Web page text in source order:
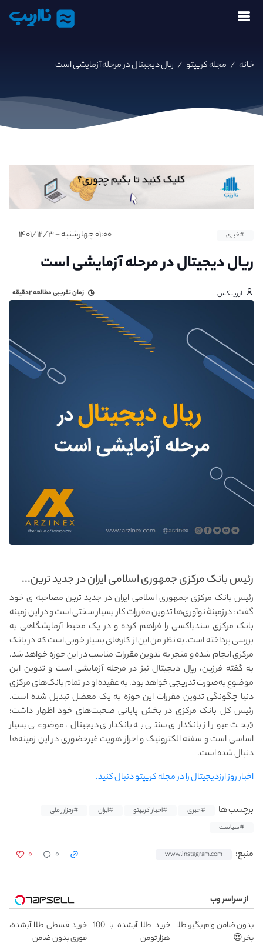
نااریب
خانه / مجله کریپتو / ریال دیجیتال در مرحله آزمایشی است
#خبری ۰۱:۰۰ چهارشنبه - ۱۴۰۱/۱۲/۳
ریال دیجیتال در مرحله آزمایشی است
ارزینکس زمان تقریبی مطالعه۲دقیقه
رئیس بانک مرکزی جمهوری اسلامی ایران در جدید ترین...
رئیس بانک مرکزی جمهوری اسلامی ایران در جدید ترین مصاحبه ی خود
گفت : درزمینهٔ نوآوری‌ها تدوین مقررات کار بسیار سختی است و در این زمینه
بانک مرکزی سندباکسی را فراهم کرده و در یک محیط آزمایشگاهی به
بررسی پرداخته است. به نظر من این از کارهای بسیار خوبی است که در بانک
مرکزی انجام‌ شده و منجر به تدوین مقررات مناسب در این حوزه خواهد شد.
به گفته فرزین، ریال دیجیتال نیز در مرحله آزمایشی است و تدوین این
موضوع به‌صورت تدریجی خواهد بود. به عقیده او در تمام بانک‌های مرکزی
دنیا چگونگی تدوین مقررات این حوزه به یک معضل تبدیل‌ شده است.
رئیس‌ کل بانک مرکزی در بخش پایانی صحبت‌های خود اظهار داشت:
«بحث عبور از بانکداری سنتی به بانکداری دیجیتال، موضوعی بسیار
اساسی است و سفته الکترونیک و احراز هویت غیرحضوری در این زمینه‌ها
دنبال شده است.
اخبار روز ارزدیجیتال را در مجله کریپتو دنبال کنید.
برچسب ها #خبری #اخبار کریپتو #ایران
#رمزارز ملی
#سیاست
منبع: www.instagram.com ۰ ۰
از سراسر وب
بدون ضامن وام بگیر، طلا
بخر 😍
خرید طلا آبشده با 100
هزار تومن
خرید قسطی طلا آبشده،
فوری بدون ضامن